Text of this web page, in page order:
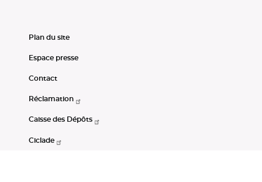
Plan du site
Espace presse
Contact
Réclamation
Caisse des Dépôts
Ciclade